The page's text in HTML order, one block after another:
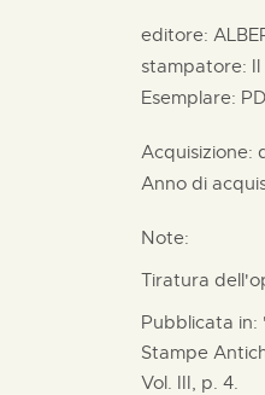
editore:
stampatore:
Esemplare:
Acquisizione:
Anno di
Note:
Tiratura
Pubblicata in:
Stampe
Vol. III, p. 4.